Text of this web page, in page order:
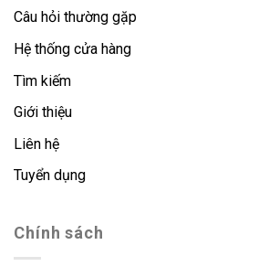
Câu hỏi thường gặp
Hệ thống cửa hàng
Tìm kiếm
Giới thiệu
Liên hệ
Tuyển dụng
Chính sách